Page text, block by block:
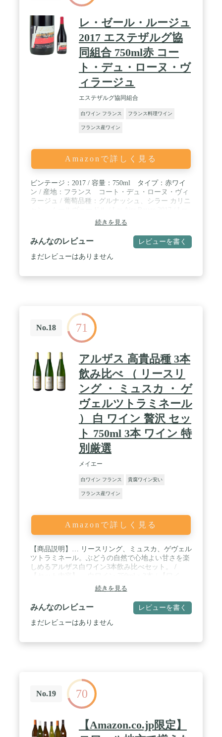
レ・ゼール・ルージュ
2017 エステザルグ協
同組合 750ml赤 コー
ト・デュ・ローヌ・ヴ
ィラージュ
エステザルグ協同組合
白ワイン フランス フランス料理ワイン
フランス産ワイン
Amazonで詳しく見る
ビンテージ：2017 / 容量：750ml タイプ：赤ワイ
ン / 産地：フランス コート・デュ・ローヌ・ヴィ
ラージュ / 葡萄品種：グルナッシュ、シラー カリニ
Vignerons d’Estezargues
続きを見る
みんなのレビュー レビューを書く
まだレビューはありません
No.18 71
アルザス 高貴品種 3本
飲み比べ （ リースリ
ング ・ ミュスカ ・ ゲ
ヴェルツトラミネール
） 白 ワイン 贅沢 セッ
ト 750ml 3本 ワイン 特
別厳選
メイエー
白ワイン フランス 貴腐ワイン安い
フランス産ワイン
Amazonで詳しく見る
【商品説明】… リースリング、ミュスカ、ゲヴェル
ツトラミネール。ぶどうの自然で心地よい甘さを楽
しめるアルザス白ワイン3本飲み比べセット。 /
ン】… 【1】アルザス リースリング 白【画像左】
（フランス・アルザス） 【2】アルザス ミュスカ
白【画像中央】 （フランス・アルザス） 【3】アル
ザス ゲヴェルツトラミネール 白【画像右】 （フラ
ンス・アルザス）
続きを見る
みんなのレビュー レビューを書く
まだレビューはありません
No.19 70
【Amazon.co.jp限定】